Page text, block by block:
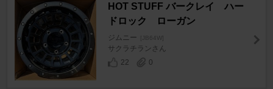
HOT STUFF バークレイ ハー
ドロック ローガン
ジムニー [JB64W]
サクラチランさん
22
0